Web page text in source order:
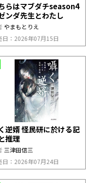
らはマブダチseason4
ンダ先生とわたし
やまもとりえ
日：2026年07月15日
逆婿 怪民研に於ける記
推理
三津田信三
日：2026年07月24日